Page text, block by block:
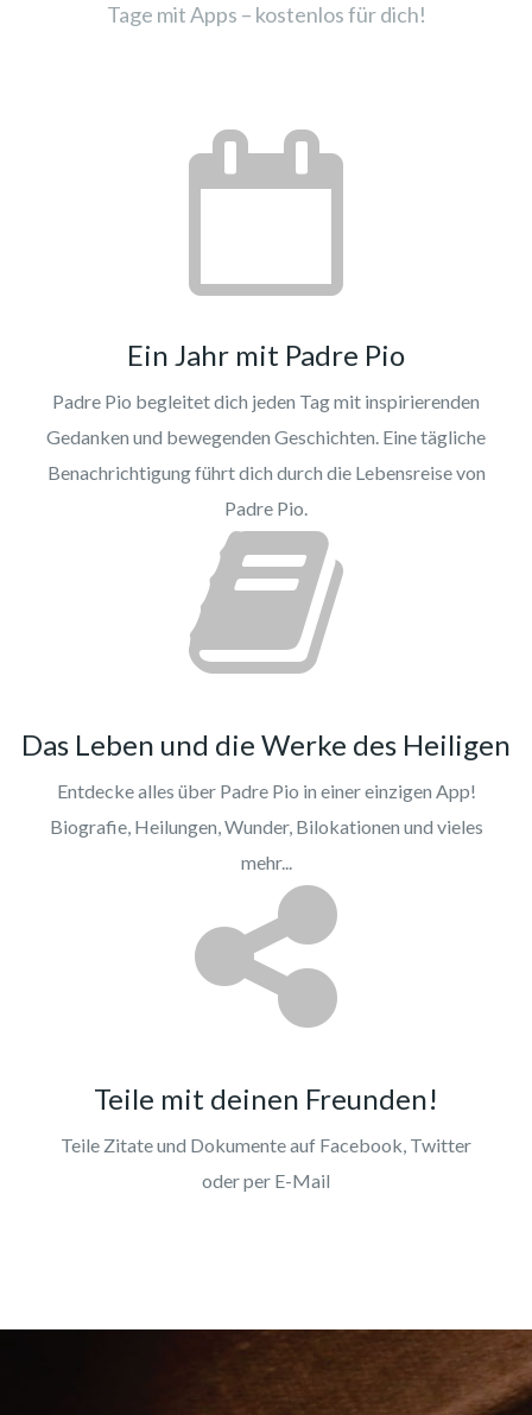
Tage mit Apps – kostenlos für dich!
Ein Jahr mit Padre Pio
Padre Pio begleitet dich jeden Tag mit inspirierenden
Gedanken und bewegenden Geschichten. Eine tägliche
Benachrichtigung führt dich durch die Lebensreise von
Padre Pio.
Das Leben und die Werke des Heiligen
Entdecke alles über Padre Pio in einer einzigen App!
Biografie, Heilungen, Wunder, Bilokationen und vieles
mehr...
Teile mit deinen Freunden!
Teile Zitate und Dokumente auf Facebook, Twitter
oder per E-Mail